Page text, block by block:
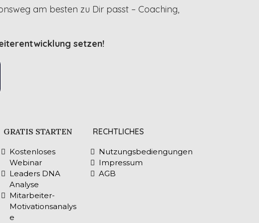
am besten zu Dir passt – Coaching,
setzen!
GRATIS STARTEN
Kostenloses
Webinar
Leaders DNA
Analyse
Mitarbeiter-
Motivationsanalys
e
RECHTLICHES
Nutzungsbediengungen
Impressum
AGB